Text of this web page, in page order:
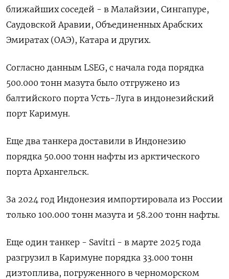
ближайших соседей - в Малайзии, Сингапуре,
Саудовской Аравии, Объединенных Арабских
Эмиратах (ОАЭ), Катара и других.
Согласно данным LSEG, с начала года порядка
500.000 тонн мазута было отгружено из
балтийского порта Усть-Луга в индонезийский
порт Каримун.
Еще два танкера доставили в Индонезию
порядка 50.000 тонн нафты из арктического
порта Архангельск.
За 2024 год Индонезия импортировала из России
только 100.000 тонн мазута и 58.200 тонн нафты.
Еще один танкер - Savitri - в марте 2025 года
разгрузил в Каримуне порядка 33.000 тонн
дизтоплива, погруженного в черноморском